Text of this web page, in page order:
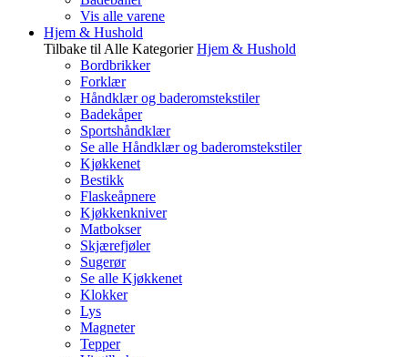
Vis alle varene
Hjem & Hushold
Tilbake til Alle Kategorier Hjem & Hushold
Bordbrikker
Forklær
Håndklær og baderomstekstiler
Badekåper
Sportshåndklær
Se alle Håndklær og baderomstekstiler
Kjøkkenet
Bestikk
Flaskeåpnere
Kjøkkenkniver
Matbokser
Skjærefjøler
Sugerør
Se alle Kjøkkenet
Klokker
Lys
Magneter
Tepper